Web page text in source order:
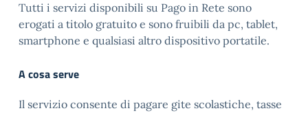
Tutti i servizi disponibili su Pago in Rete sono
erogati a titolo gratuito e sono fruibili da pc, tablet,
smartphone e qualsiasi altro dispositivo portatile.
A cosa serve
Il servizio consente di pagare gite scolastiche, tasse